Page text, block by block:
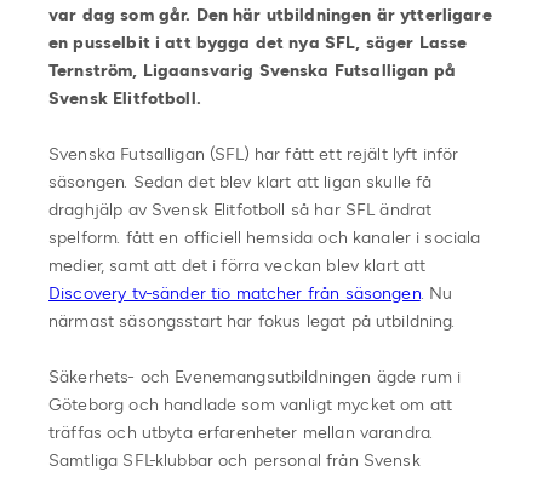
var dag som går. Den här utbildningen är ytterligare
en pusselbit i att bygga det nya SFL, säger Lasse
Ternström, Ligaansvarig Svenska Futsalligan på
Svensk Elitfotboll.
Svenska Futsalligan (SFL) har fått ett rejält lyft inför
säsongen. Sedan det blev klart att ligan skulle få
draghjälp av Svensk Elitfotboll så har SFL ändrat
spelform. fått en officiell hemsida och kanaler i sociala
medier, samt att det i förra veckan blev klart att
Discovery tv-sänder tio matcher från säsongen. Nu
närmast säsongsstart har fokus legat på utbildning.
Säkerhets- och Evenemangsutbildningen ägde rum i
Göteborg och handlade som vanligt mycket om att
träffas och utbyta erfarenheter mellan varandra.
Samtliga SFL-klubbar och personal från Svensk